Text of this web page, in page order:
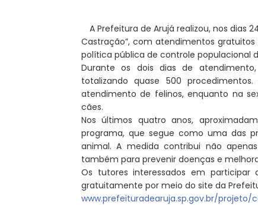
A Prefeitura de Arujá realizou, nos dias
Castração”, com atendimentos
política pública de controle populacional
Durante os dois dias de
totalizando quase 500
atendimento de felinos, enquanto na
cães.
Nos últimos quatro anos,
programa, que segue como uma das
animal. A medida contribui não
também para prevenir doenças e
Os tutores interessados em
gratuitamente por meio do site da
www.prefeituradearuja.sp.gov.br/